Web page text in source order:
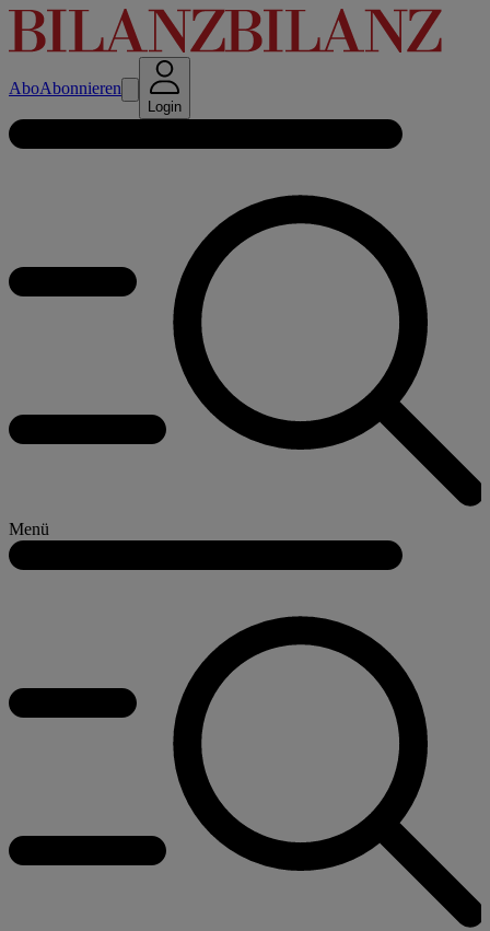
AboAbonnieren
Login
Menü